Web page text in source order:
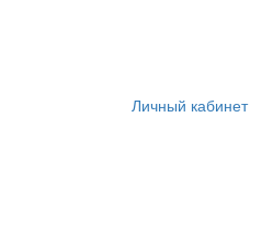
Личный кабинет